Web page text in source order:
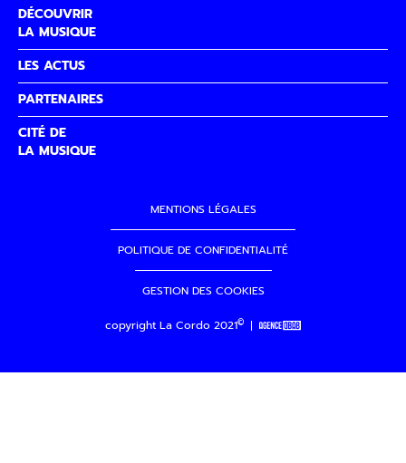
DÉCOUVRIR
LA MUSIQUE
LES ACTUS
PARTENAIRES
CITÉ DE
LA MUSIQUE
MENTIONS LÉGALES
POLITIQUE DE CONFIDENTIALITÉ
GESTION DES COOKIES
copyright La Cordo 2021©